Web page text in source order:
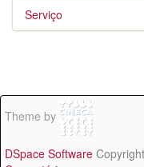
Serviço
Theme by
DSpace Software